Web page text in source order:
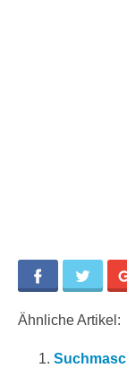
Facebook
Ähnliche Artikel: